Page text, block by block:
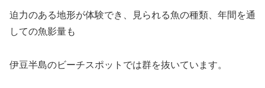
迫力のある地形が体験でき、見られる魚の種類、年間を通
しての魚影量も
伊豆半島のビーチスポットでは群を抜いています。